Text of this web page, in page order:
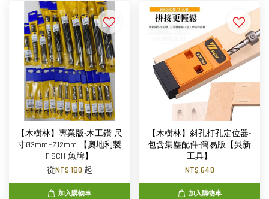
【木樹林】專業版-木工鑽 尺
寸Ø3mm~Ø12mm 【奧地利製
FISCH 魚牌】
從NT$ 180 起
加入購物車
【木樹林】斜孔打孔定位器-
包含集塵配件-簡易版【吳新
工具】
NT$ 640
加入購物車